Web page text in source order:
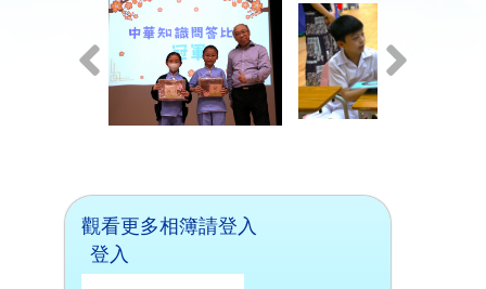
觀看更多相簿請登入
登入